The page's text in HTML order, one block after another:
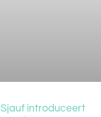
Sjauf introduceert